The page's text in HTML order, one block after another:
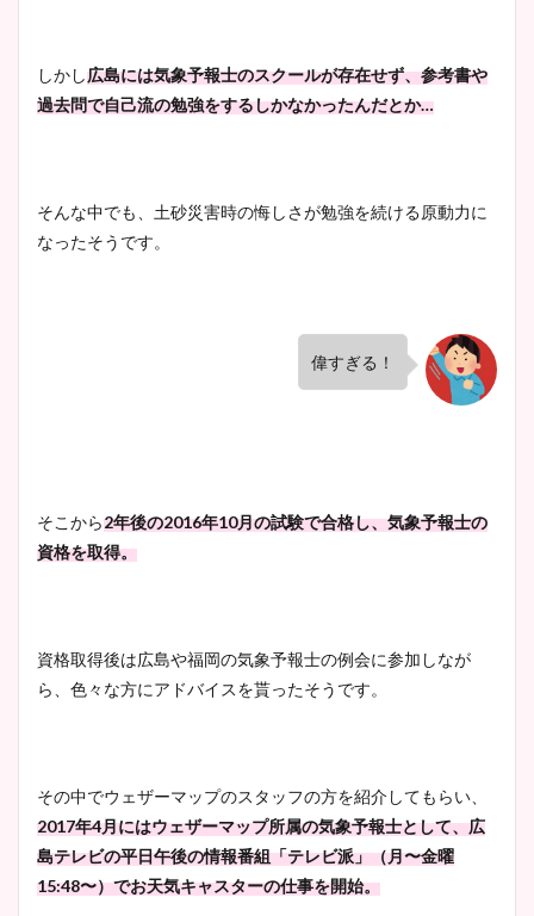
しかし広島には気象予報士のスクールが存在せず、参考書や
過去問で自己流の勉強をするしかなかったんだとか…
そんな中でも、土砂災害時の悔しさが勉強を続ける原動力に
なったそうです。
偉すぎる！
そこから2年後の2016年10月の試験で合格し、気象予報士の
資格を取得。
資格取得後は広島や福岡の気象予報士の例会に参加しなが
ら、色々な方にアドバイスを貰ったそうです。
その中でウェザーマップのスタッフの方を紹介してもらい、
2017年4月にはウェザーマップ所属の気象予報士として、広
島テレビの平日午後の情報番組「テレビ派」（月〜金曜
15:48〜）でお天気キャスターの仕事を開始。